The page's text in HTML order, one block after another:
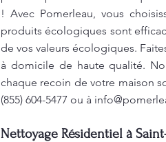
! Avec Pomerleau, vous
produits écologiques sont
de vos valeurs écologiques.
à domicile de haute qualité.
chaque recoin de votre maison
(855) 604-5477 ou à
Nettoyage Résidentiel à